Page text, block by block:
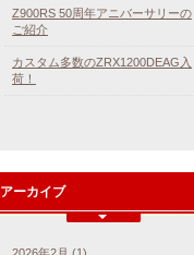
Z900RS 50周年アニバーサリーの
ご紹介
カスタム多数のZRX1200DEAG入
荷！
アーカイブ